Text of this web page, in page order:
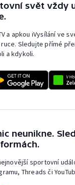
svět vždy
a apkou iVysílání ve
Sledujte přímé
a kdykoli.
neunikne.
sportovní
Threads či